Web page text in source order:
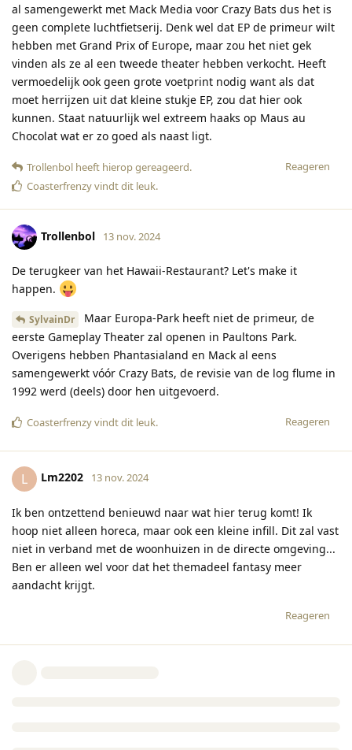
al samengewerkt met Mack Media voor Crazy Bats dus het is
geen complete luchtfietserij. Denk wel dat EP de primeur wilt
hebben met Grand Prix of Europe, maar zou het niet gek
vinden als ze al een tweede theater hebben verkocht. Heeft
vermoedelijk ook geen grote voetprint nodig want als dat
moet herrijzen uit dat kleine stukje EP, zou dat hier ook
kunnen. Staat natuurlijk wel extreem haaks op Maus au
Chocolat wat er zo goed als naast ligt.
Reageren
Trollenbol heeft hierop gereageerd.
Coasterfrenzyvindt dit leuk.
Trollenbol 13 nov. 2024
De terugkeer van het Hawaii-Restaurant? Let's make it
happen.
SylvainDr
Maar Europa-Park heeft niet de primeur, de
eerste Gameplay Theater zal openen in Paultons Park.
Overigens hebben Phantasialand en Mack al eens
samengewerkt vóór Crazy Bats, de revisie van de log flume in
1992 werd (deels) door hen uitgevoerd.
Reageren
Coasterfrenzyvindt dit leuk.
L Lm2202 13 nov. 2024
Ik ben ontzettend benieuwd naar wat hier terug komt! Ik
hoop niet alleen horeca, maar ook een kleine infill. Dit zal vast
niet in verband met de woonhuizen in de directe omgeving...
Ben er alleen wel voor dat het themadeel fantasy meer
aandacht krijgt.
Reageren